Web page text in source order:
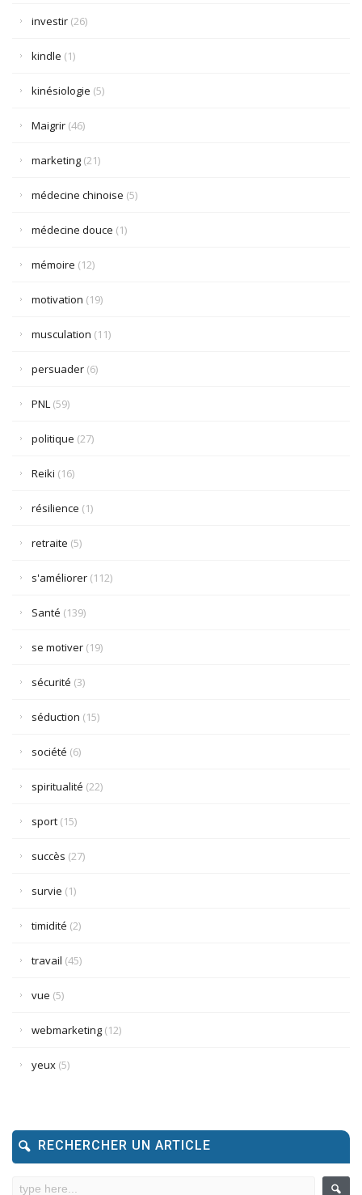
investir (26)
kindle (1)
kinésiologie (5)
Maigrir (46)
marketing (21)
médecine chinoise (5)
médecine douce (1)
mémoire (12)
motivation (19)
musculation (11)
persuader (6)
PNL (59)
politique (27)
Reiki (16)
résilience (1)
retraite (5)
s'améliorer (112)
Santé (139)
se motiver (19)
sécurité (3)
séduction (15)
société (6)
spiritualité (22)
sport (15)
succès (27)
survie (1)
timidité (2)
travail (45)
vue (5)
webmarketing (12)
yeux (5)
RECHERCHER UN ARTICLE